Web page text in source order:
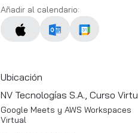
Añadir al calendario:
Ubicación
NV Tecnologías S.A., Curso
Google Meets y AWS Workspaces
Virtual